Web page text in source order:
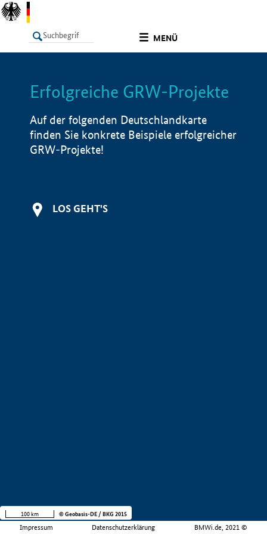
MENÜ
LISTE Info
Erfolgreiche GRW-Projekte
Auf der folgenden Deutschlandkarte
finden Sie konkrete Beispiele erfolgreicher
GRW-Projekte!
LOS GEHT'S
Impressum Datenschutzerklärung BMWi.de, 2021 ©
100 km © Geobasis-DE / BKG 2015